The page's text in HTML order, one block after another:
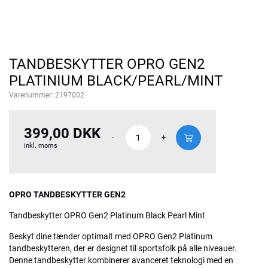
TANDBESKYTTER OPRO GEN2
PLATINIUM BLACK/PEARL/MINT
Varenummer: 2197002
399,00 DKK
inkl. moms
- +
OPRO TANDBESKYTTER GEN2
Tandbeskytter OPRO Gen2 Platinum Black Pearl Mint
Beskyt dine tænder optimalt med OPRO Gen2 Platinum
tandbeskytteren, der er designet til sportsfolk på alle niveauer.
Denne tandbeskytter kombinerer avanceret teknologi med en